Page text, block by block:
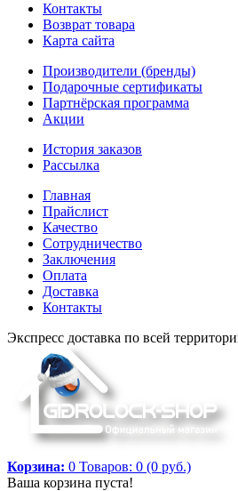
Контакты
Возврат товара
Карта сайта
Производители (бренды)
Подарочные сертификаты
Партнёрская программа
Акции
История заказов
Рассылка
Главная
Прайслист
Качество
Сотрудничество
Заключения
Оплата
Доставка
Контакты
Экспресс доставка по всей
Корзина: 0 Товаров: 0 (0 руб.)
Ваша корзина пуста!